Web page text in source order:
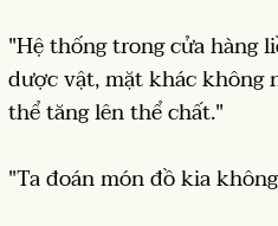
"Hệ thống trong cửa hàng
dược vật, mặt khác không
thể tăng lên thể chất."
"Ta đoán món đồ kia